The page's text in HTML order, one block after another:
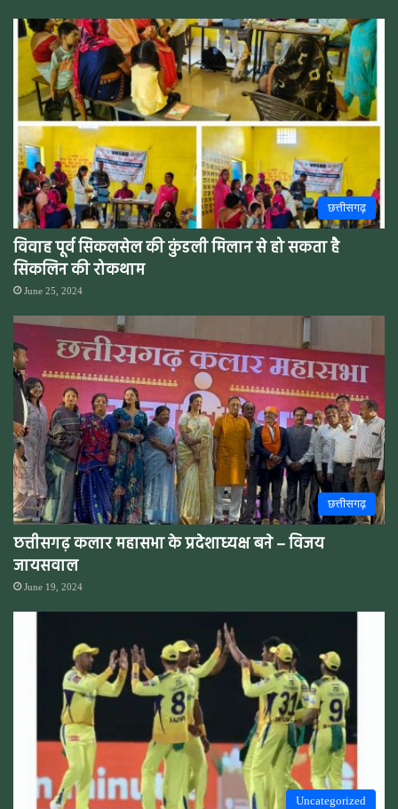
छत्तीसगढ़
विवाह पूर्व सिकलसेल की कुंडली मिलान से हो सकता है
सिकलिन की रोकथाम
June 25, 2024
छत्तीसगढ़
छत्तीसगढ़ कलार महासभा के प्रदेशाध्यक्ष बने – विजय
जायसवाल
June 19, 2024
Uncategorized